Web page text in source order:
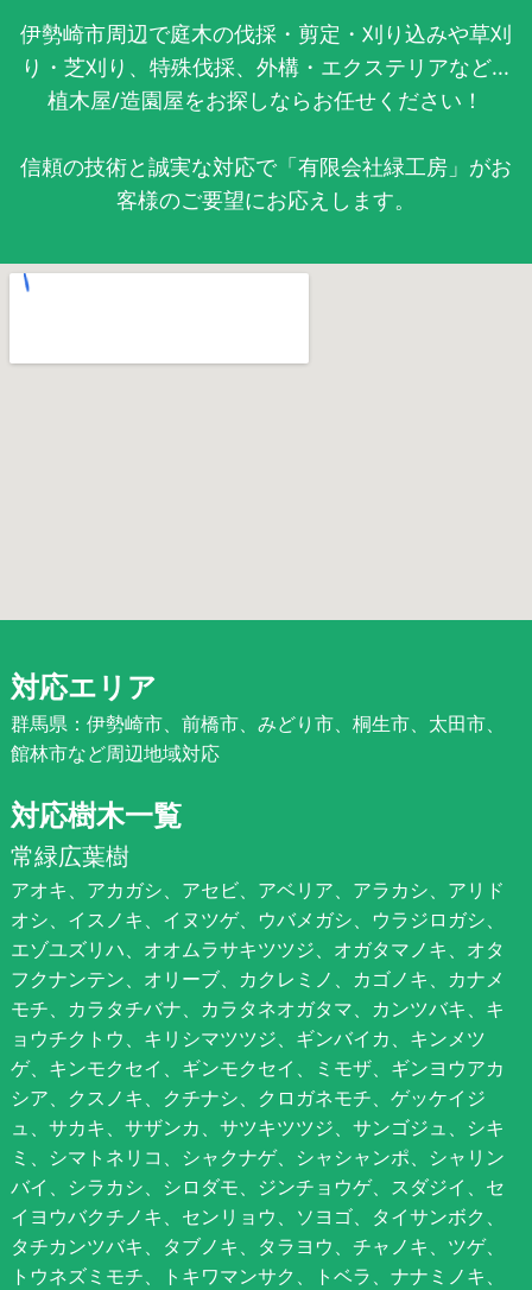
伊勢崎市周辺で庭木の伐採・剪定・刈り込みや草刈
り・芝刈り、特殊伐採、外構・エクステリアなど...
植木屋/造園屋をお探しならお任せください！
信頼の技術と誠実な対応で「有限会社緑工房」がお
客様のご要望にお応えします。
対応エリア
群馬県：伊勢崎市、前橋市、みどり市、桐生市、太田市、
館林市など周辺地域対応
対応樹木一覧
常緑広葉樹
アオキ、アカガシ、アセビ、アベリア、アラカシ、アリド
オシ、イスノキ、イヌツゲ、ウバメガシ、ウラジロガシ、
エゾユズリハ、オオムラサキツツジ、オガタマノキ、オタ
フクナンテン、オリーブ、カクレミノ、カゴノキ、カナメ
モチ、カラタチバナ、カラタネオガタマ、カンツバキ、キ
ョウチクトウ、キリシマツツジ、ギンバイカ、キンメツ
ゲ、キンモクセイ、ギンモクセイ、ミモザ、ギンヨウアカ
シア、クスノキ、クチナシ、クロガネモチ、ゲッケイジ
ュ、サカキ、サザンカ、サツキツツジ、サンゴジュ、シキ
ミ、シマトネリコ、シャクナゲ、シャシャンポ、シャリン
バイ、シラカシ、シロダモ、ジンチョウゲ、スダジイ、セ
イヨウバクチノキ、センリョウ、ソヨゴ、タイサンボク、
タチカンツバキ、タブノキ、タラヨウ、チャノキ、ツゲ、
トウネズミモチ、トキワマンサク、トベラ、ナナミノキ、